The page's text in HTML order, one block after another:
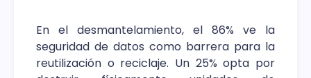
En el desmantelamiento, el 86% ve la
seguridad de datos como barrera para la
reutilización o reciclaje. Un 25% opta por